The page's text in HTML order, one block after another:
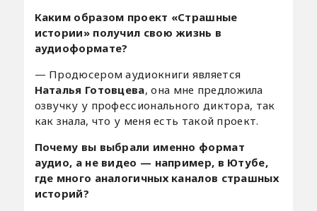
Каким образом проект «Страшные
истории» получил свою жизнь в
аудиоформате?
— Продюсером аудиокниги является
Наталья Готовцева, она мне предложила
озвучку у профессионального диктора, так
как знала, что у меня есть такой проект.
Почему вы выбрали именно формат
аудио, а не видео — например, в Ютубе,
где много аналогичных каналов страшных
историй?